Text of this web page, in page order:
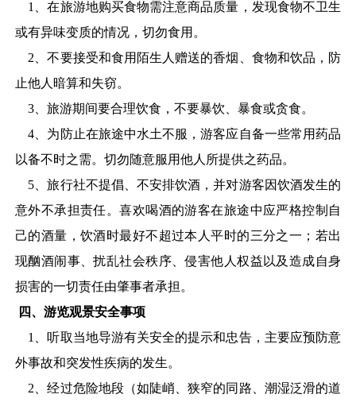
1
、在旅游地购买食物需注意商品质量，发现食物不卫生
或有异味变质的情况，切勿食用。
2 、不要接受和食用陌生人赠送的香烟、食物和饮品，防
止他人暗算和失窃。
3 、旅游期间要合理饮食，不要暴饮、暴食或贪食。
4 、为防止在旅途中水土不服，游客应自备一些常用药品
以备不时之需。切勿随意服用他人所提供之药品。
5 、旅行社不提倡、不安排饮酒，并对游客因饮酒发生的
意外不承担责任。喜欢喝酒的游客在旅途中应严格控制自
己的酒量，饮酒时最好不超过本人平时的三分之一；若出
现酗酒闹事、扰乱社会秩序、侵害他人权益以及造成自身
损害的一切责任由肇事者承担。
四、游览观景安全事项
1
、听取当地导游有关安全的提示和忠告，主要应预防意
外事故和突发性疾病的发生。
2 、经过危险地段（如陡峭、狭窄的同路、潮湿泛滑的道